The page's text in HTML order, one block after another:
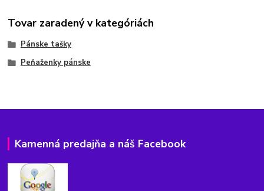
Tovar zaradený v kategóriách
Pánske tašky
Peňaženky pánske
Kamenná predajňa a náš Facebook